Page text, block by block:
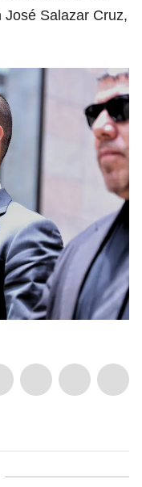
Salazar Cruz,